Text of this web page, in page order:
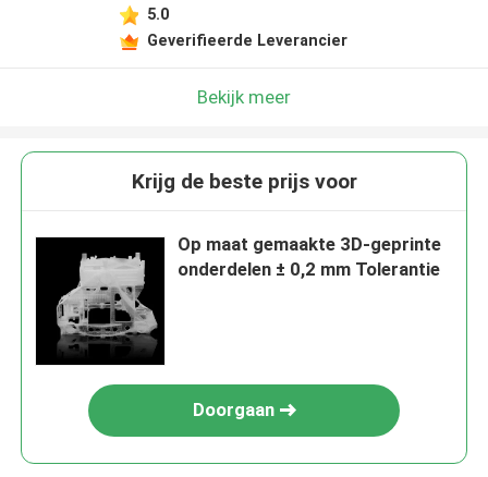
5.0
Geverifieerde Leverancier
Bekijk meer
Krijg de beste prijs voor
Op maat gemaakte 3D-geprinte
onderdelen ± 0,2 mm Tolerantie
Doorgaan